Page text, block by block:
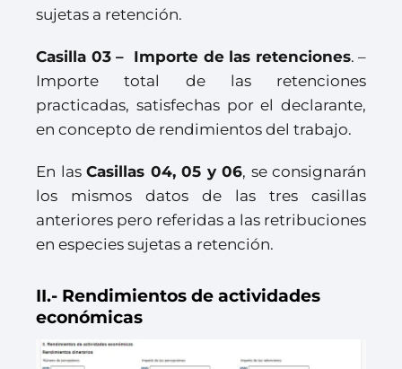
sujetas a retención.
Casilla 03 – Importe de las retenciones. –
Importe total de las retenciones
practicadas, satisfechas por el declarante,
en concepto de rendimientos del trabajo.
En las Casillas 04, 05 y 06, se consignarán
los mismos datos de las tres casillas
anteriores pero referidas a las retribuciones
en especies sujetas a retención.
II.- Rendimientos de actividades
económicas